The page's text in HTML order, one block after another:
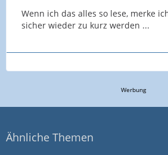
Wenn ich das alles so lese, merke
sicher wieder zu kurz werden ...
Werbung
Ähnliche Themen